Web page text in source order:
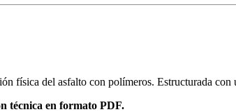
física del asfalto con polímeros. Estructurada
técnica en formato PDF.